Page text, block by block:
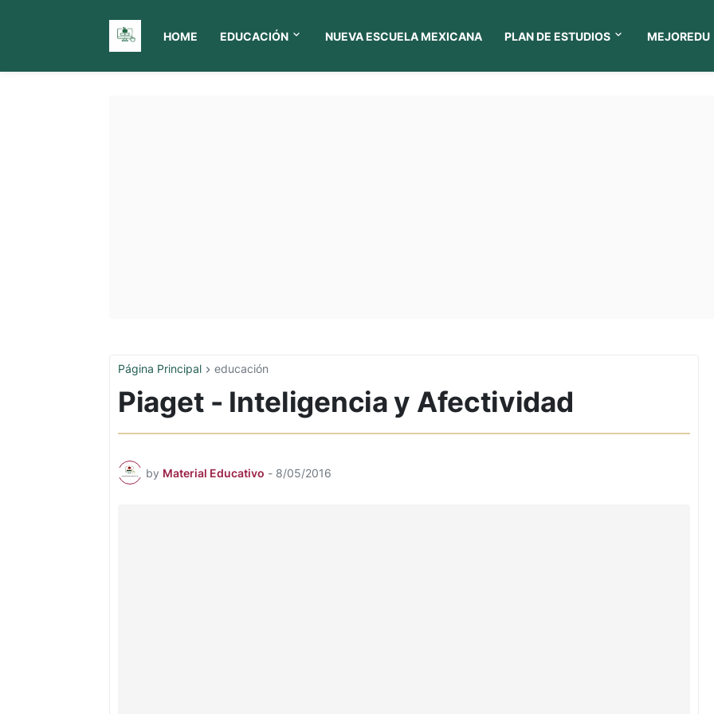
HOME EDUCACIÓN NUEVA ESCUELA MEXICANA PLAN DE ESTUDIOS MEJOREDU
Página Principal educación
Piaget - Inteligencia y Afectividad
by Material Educativo - 8/05/2016